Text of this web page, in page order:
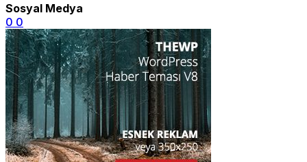
Sosyal Medya
0 0